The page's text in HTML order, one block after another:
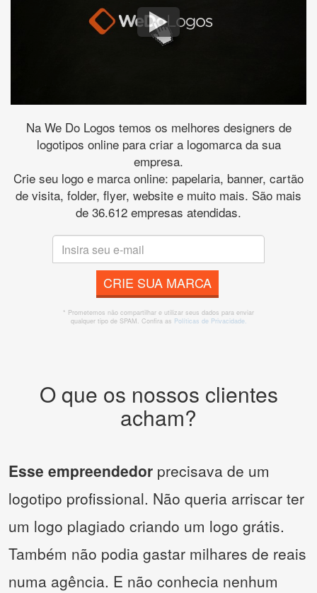
Na We Do Logos temos os melhores designers de
logotipos online para criar a logomarca da sua
empresa.
Crie seu logo e marca online: papelaria, banner, cartão
de visita, folder, flyer, website e muito mais. São mais
de 36.612 empresas atendidas.
CRIE SUA MARCA
* Prometemos não compartilhar e utilizar seus dados para enviar
qualquer tipo de SPAM. Confira as Políticas de Privacidade.
O que os nossos clientes
acham?
Esse empreendedor precisava de um
logotipo profissional. Não queria arriscar ter
um logo plagiado criando um logo grátis.
Também não podia gastar milhares de reais
numa agência. E não conhecia nenhum